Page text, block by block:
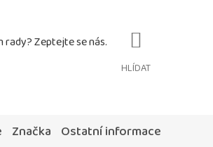
HLÍDAT
Značka Ostatní informace